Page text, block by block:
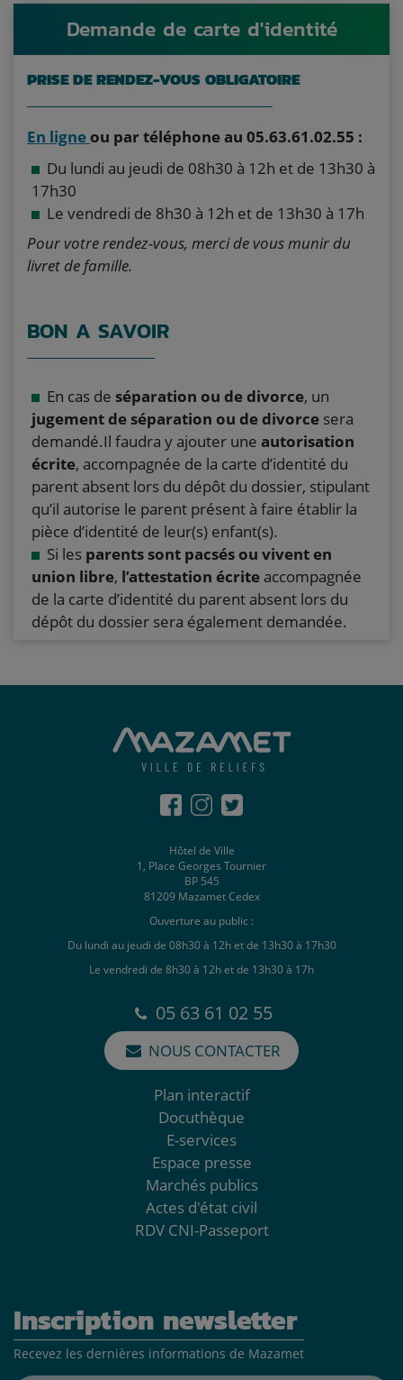
Demande de carte d'identité
PRISE DE RENDEZ-VOUS OBLIGATOIRE
En ligneou par téléphone au 05.63.61.02.55 :
Du lundi au jeudi de 08h30 à 12h et de 13h30 à
17h30
Le vendredi de 8h30 à 12h et de 13h30 à 17h
Pour votre rendez-vous, merci de vous munir du
livret de famille.
BON A SAVOIR
En cas de séparation ou de divorce, un
jugement de séparation ou de divorce sera
demandé.Il faudra y ajouter une autorisation
écrite, accompagnée de la carte d’identité du
parent absent lors du dépôt du dossier, stipulant
qu’il autorise le parent présent à faire établir la
pièce d’identité de leur(s) enfant(s).
Si les parents sont pacsés ou vivent en
union libre, l’attestation écrite accompagnée
de la carte d’identité du parent absent lors du
dépôt du dossier sera également demandée.
Hôtel de Ville
1, Place Georges Tournier
BP 545
81209 Mazamet Cedex
Ouverture au public :
Du lundi au jeudi de 08h30 à 12h et de 13h30 à 17h30
Le vendredi de 8h30 à 12h et de 13h30 à 17h
05 63 61 02 55
NOUS CONTACTER
Plan interactif
Docuthèque
E-services
Espace presse
Marchés publics
Actes d'état civil
RDV CNI-Passeport
Inscription newsletter
Recevez les dernières informations de Mazamet
Adresse mail*